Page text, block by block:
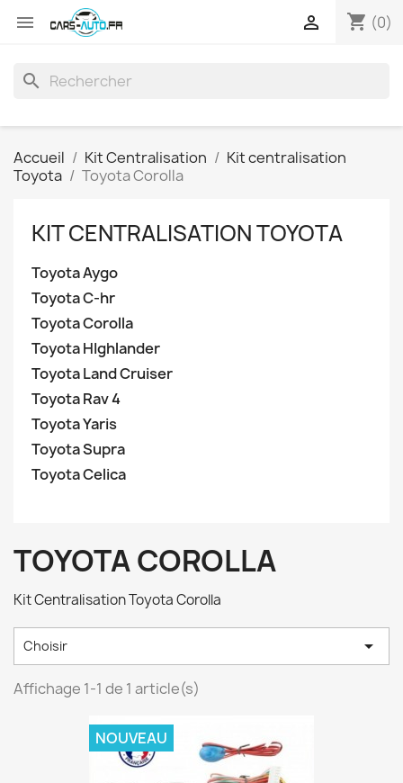
 shopping_cart (0)

search
Accueil Kit Centralisation
Kit centralisation
Toyota
Toyota Corolla
KIT CENTRALISATION TOYOTA
Toyota Aygo
Toyota C-hr
Toyota Corolla
Toyota HIghlander
Toyota Land Cruiser
Toyota Rav 4
Toyota Yaris
Toyota Supra
Toyota Celica
TOYOTA COROLLA
Kit Centralisation Toyota Corolla
Choisir 
Affichage 1-1 de 1 article(s)
NOUVEAU